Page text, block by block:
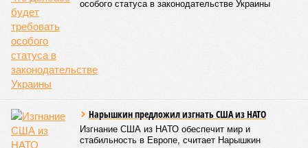
особого статуса в законодательстве Украины
Нарышкин предложил изгнать США из НАТО
Изгнание США из НАТО обеспечит мир и
стабильность в Европе, считает Нарышкин